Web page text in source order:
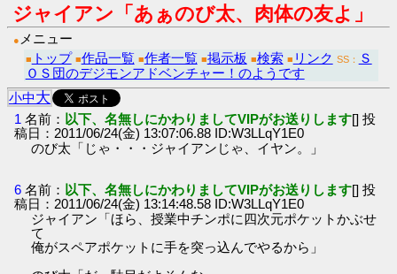
ジャイアン「あぁのび太、肉体の友よ」
● メニュー
■ トップ ■作品一覧 ■作者一覧 ■掲示板 ■検索 ■ リンク SS：
Ｓ
ＯＳ団のデジモンアドベンチャー！のようです
小中大
1 名前： 以下、名無しにかわりましてVIPがお送りします[] 投
稿日：2011/06/24(金) 13:07:06.88 ID:W3LLqY1E0
のび太「じゃ・・・ジャイアンじゃ、イヤン。」
6 名前： 以下、名無しにかわりましてVIPがお送りします[] 投
稿日：2011/06/24(金) 13:14:48.58 ID:W3LLqY1E0
ジャイアン「ほら、授業中チンポに四次元ポケットかぶせ
て
俺がスペアポケットに手を突っ込んでやるから」